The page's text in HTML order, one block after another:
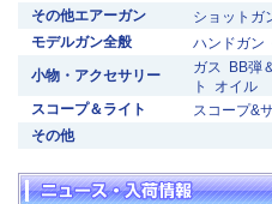
その他エアーガン
ショットガ
モデルガン全般
ハンドガン
小物・アクセサリー
ガス BB弾
ト
オイル
スコープ＆ライト
スコープ&
その他